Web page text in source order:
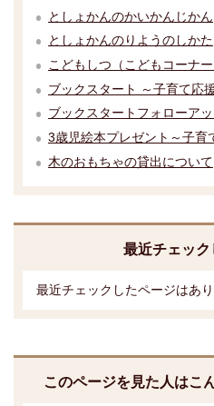
としょかんのかいかんじかん
としょかんのりようのしかた
こどもしつ（こどもコーナー
ブックスタート ～子育て応
ブックスタートフォローア
3歳児絵本プレゼント～子育
木のおもちゃの貸出について
最近チェッ
最近チェックしたページはあり
このページを見た人はこ